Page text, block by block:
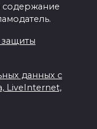
содержание
данных с
LiveInternet,